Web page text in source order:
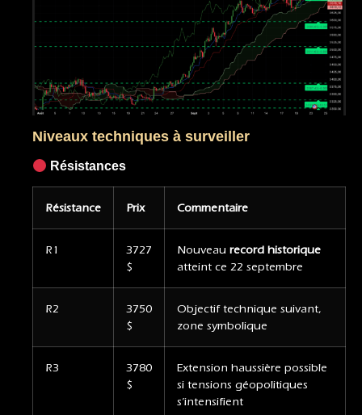
Niveaux techniques à surveiller
Résistances
Résistance Prix Commentaire
R1
3727
$
Nouveau record historique
atteint ce 22 septembre
R2
3750
$
Objectif technique suivant,
zone symbolique
R3
3780
$
Extension haussière possible
si tensions géopolitiques
s’intensifient